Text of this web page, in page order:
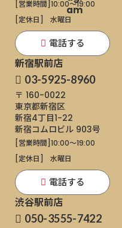
[営業時間]10:00～19:00
[定休日]
水曜日
電話する
新宿駅前店
03-5925-8960
〒 160-0022
東京都新宿区
新宿4丁目1−22
新宿コムロビル 903号
[営業時間]10:00～19:00
[定休日]
水曜日
電話する
渋谷駅前店
050-3555-7422